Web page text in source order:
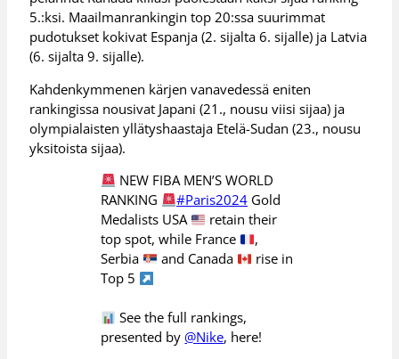
5.:ksi. Maailmanrankingin top 20:ssa suurimmat
pudotukset kokivat Espanja (2. sijalta 6. sijalle) ja Latvia
(6. sijalta 9. sijalle).
Kahdenkymmenen kärjen vanavedessä eniten
rankingissa nousivat Japani (21., nousu viisi sijaa) ja
olympialaisten yllätyshaastaja Etelä-Sudan (23., nousu
yksitoista sijaa).
NEW FIBA MEN’S WORLD
RANKING
#Paris2024 Gold
Medalists USA
retain their
top spot, while France
,
Serbia
and Canada
rise in
Top 5
See the full rankings,
presented by@Nike, here!